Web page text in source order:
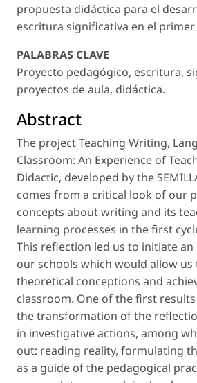
propuesta didáctica para el
escritura significativa en el primer
PALABRAS CLAVE
Proyecto pedagógico, escritura,
proyectos de aula, didáctica.
Abstract
The project Teaching Writing,
Classroom: An Experience of
Didactic, developed by the
comes from a critical look of our
concepts about writing and its
learning processes in the first
This reflection led us to initiate
our schools which would allow
theoretical conceptions and
classroom. One of the first
the transformation of the
in investigative actions, among
out: reading reality, formulating
as a guide of the pedagogical